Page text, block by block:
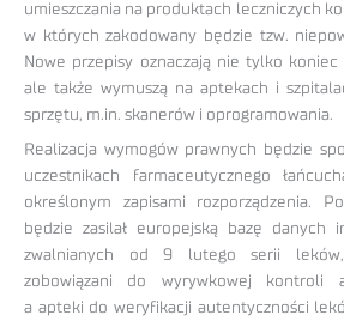
umieszczania na produktach leczniczych
w których zakodowany będzie tzw.
Nowe przepisy oznaczają nie tylko koniec
ale także wymuszą na aptekach i
sprzętu, m.in. skanerów i oprogramowania.
Realizacja wymogów prawnych będzie
uczestnikach farmaceutycznego
określonym zapisami rozporządzenia.
będzie zasilał europejską bazę danych
zwalnianych od 9 lutego serii
zobowiązani do wyrywkowej kontroli
a apteki do weryfikacji autentyczności